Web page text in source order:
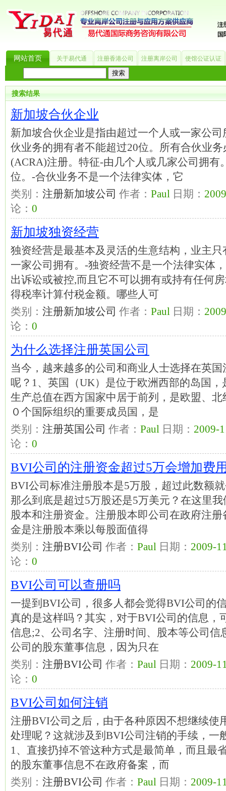
网站首页 关于易代通 注册香港公司 注册离岸公司 使馆公证认证
热门搜索：_? 美国公司 BVI公司 英国公司 银行开户 香港公司 商标注册
搜索结果
新加坡合伙企业
新加坡合伙企业是指由超过一个人或一家公
伙业务的拥有者不能超过20位。所有合伙业
(ACRA)注册。特征-由几个人或几家公司拥有
位。-合伙业务不是一个法律实体，它
类别： 注册新加坡公司 作者： Paul 日期：
论： 0
新加坡独资经营
独资经营是最基本及灵活的生意结构，业主
一家公司拥有。-独资经营不是一个法律实体
出诉讼或被控,而且它不可以拥有或持有任何
得税率计算付税金额。哪些人可
类别： 注册新加坡公司 作者： Paul 日期：
论： 0
为什么选择注册英国公司
当今，越来越多的公司和商业人士选择在英
呢？1、英国（UK）是位于欧洲西部的岛国
生产总值在西方国家中居于前列，是欧盟、
０个国际组织的重要成员国，是
类别： 注册英国公司 作者： Paul 日期： 2009-
论： 0
BVI公司的注册资金超过5万会增加费
BVI公司标准注册股本是5万股，超过此数额
那么到底是超过5万股还是5万美元？在这里
股本和注册资金。注册股本即公司在政府注
金是注册股本乘以每股面值得
类别： 注册BVI公司 作者： Paul 日期： 2009-
论： 0
BVI公司可以查册吗
一提到BVI公司，很多人都会觉得BVI公司的
真的是这样吗？其实，对于BVI公司的信息，
信息;2、公司名字、注册时间、股本等公司
公司的股东董事信息，因为只在
类别： 注册BVI公司 作者： Paul 日期： 2009-
论： 0
BVI公司如何注销
注册BVI公司之后，由于各种原因不想继续使
处理呢？这就涉及到BVI公司注销的手续，一
1、直接扔掉不管这种方式是最简单，而且最
的股东董事信息不在政府备案，而
类别： 注册BVI公司 作者： Paul 日期： 2009-